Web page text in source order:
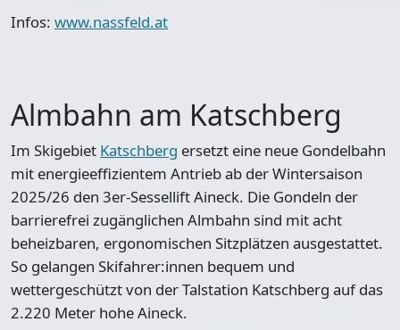
Infos: www.nassfeld.at
Almbahn am Katschberg
Im Skigebiet Katschberg ersetzt eine neue Gondelbahn
mit energieeffizientem Antrieb ab der Wintersaison
2025/26 den 3er-Sessellift Aineck. Die Gondeln der
barrierefrei zugänglichen Almbahn sind mit acht
beheizbaren, ergonomischen Sitzplätzen ausgestattet.
So gelangen Skifahrer:innen bequem und
wettergeschützt von der Talstation Katschberg auf das
2.220 Meter hohe Aineck.